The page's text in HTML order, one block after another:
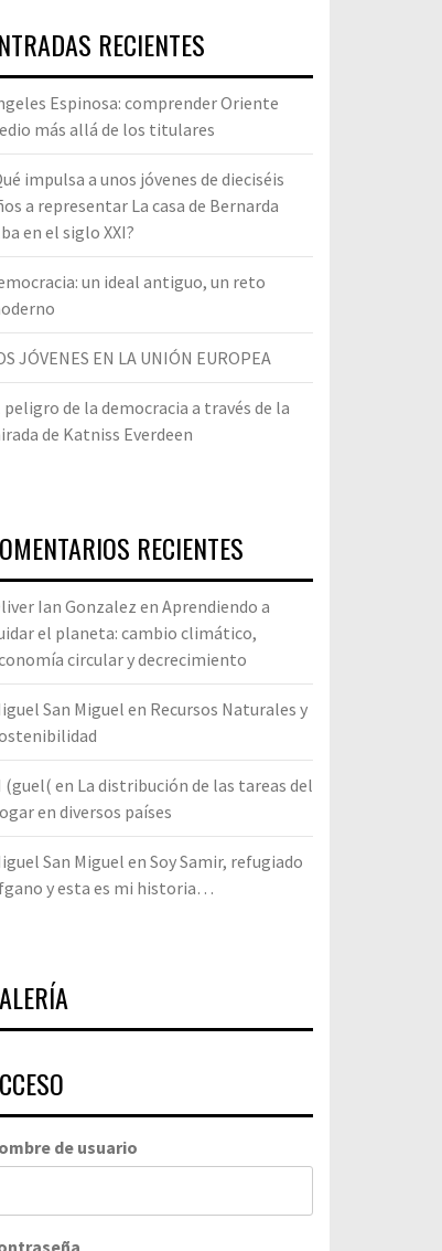
RECIENTES
Espinosa: comprender Oriente
más allá de los titulares
impulsa a unos jóvenes de dieciséis
a representar La casa de Bernarda
en el siglo XXI?
un ideal antiguo, un reto
JÓVENES EN LA UNIÓN EUROPEA
peligro de la democracia a través de la
de Katniss Everdeen
RECIENTES
Ian Gonzalezen Aprendiendo a
el planeta: cambio climático,
circular y decrecimiento
San Miguel en Recursos Naturales y
(guel( en La distribución de las tareas del
en diversos países
San Miguel en Soy Samir, refugiado
y esta es mi historia…
de usuario